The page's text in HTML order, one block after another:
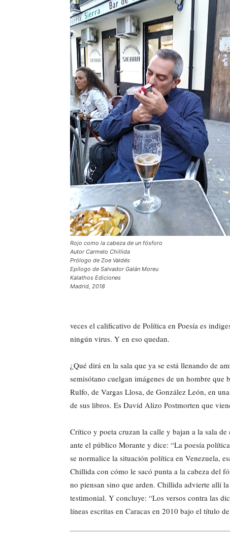
Rojo como la cabeza de un fósforo
Autor Carmelo Chillida
Prólogo de Zoe Valdés
Epílogo de Salvador Galán Moreu
Kalathos Ediciones
Madrid, 2018
veces el calificativo de Política en Poesía es
ningún virus. Y en eso quedan.
¿Qué dirá en la sala que ya se está llenando de
semisótano cuelgan imágenes de un hombre que
Rulfo, de Vargas Llosa, de González León, en
de sus libros. Es David Alizo Postmorten que
Crítico y poeta cruzan la calle y bajan a la sala
ante el público Morante y dice: “La poesía
se normalice la situación política en Venezuela,
Chillida con cómo le sacó punta a la cabeza del
no piensan sino que arden. Chillida advierte allí
testimonial. Y concluye: “Los versos contra las
líneas escritas en Caracas en 2010 bajo el título